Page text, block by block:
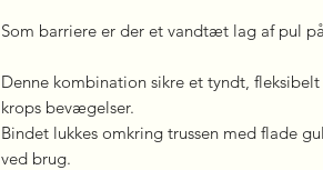
Som barriere er der et vandtæt lag af pul
Denne kombination sikre et tyndt,
krops bevægelser.
Bindet lukkes omkring trussen med flade
ved brug.